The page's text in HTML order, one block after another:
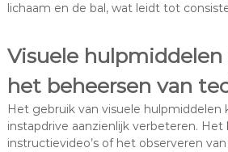
lichaam en de bal, wat leidt tot
Visuele hulpmiddelen
het beheersen van
Het gebruik van visuele hulpmiddelen
instapdrive aanzienlijk verbeteren. Het
instructievideo’s of het observeren